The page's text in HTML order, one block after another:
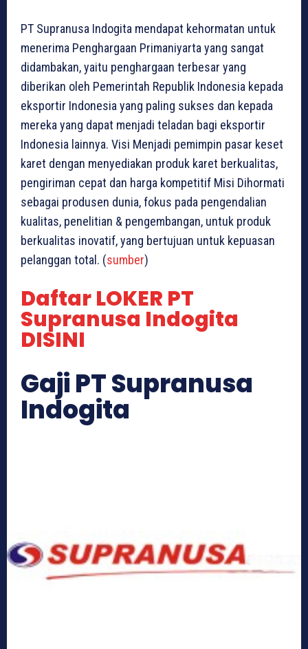
PT Supranusa Indogita mendapat kehormatan untuk
menerima Penghargaan Primaniyarta yang sangat
didambakan, yaitu penghargaan terbesar yang
diberikan oleh Pemerintah Republik Indonesia kepada
eksportir Indonesia yang paling sukses dan kepada
mereka yang dapat menjadi teladan bagi eksportir
Indonesia lainnya. Visi Menjadi pemimpin pasar keset
karet dengan menyediakan produk karet berkualitas,
pengiriman cepat dan harga kompetitif Misi Dihormati
sebagai produsen dunia, fokus pada pengendalian
kualitas, penelitian & pengembangan, untuk produk
berkualitas inovatif, yang bertujuan untuk kepuasan
pelanggan total. (sumber)
Daftar LOKER PT
Supranusa Indogita
DISINI
Gaji PT Supranusa
Indogita